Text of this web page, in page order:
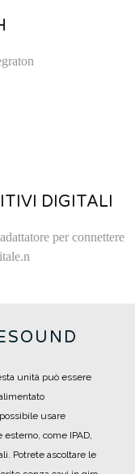
DIGITALI
per connettere
unità può essere
usare
come IPAD,
Potrete ascoltare le